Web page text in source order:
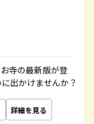
寺の最新版が登
出かけませんか？
詳細を見る